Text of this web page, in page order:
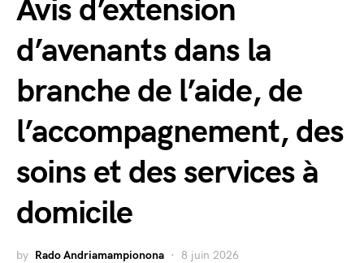
Avis d’extension
d’avenants dans la
branche de l’aide, de
l’accompagnement, des
soins et des services à
domicile
by Rado Andriamampionona 8 juin 2026